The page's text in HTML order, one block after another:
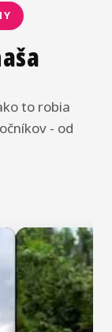
to robia
- od